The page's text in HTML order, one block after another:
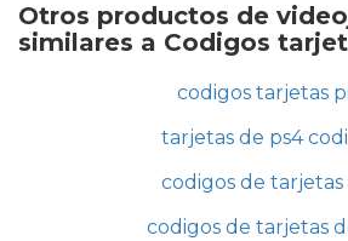
Otros productos de
similares a Codigos
codigos tarjetas
tarjetas de ps4
codigos de tarjetas
codigos de tarjetas